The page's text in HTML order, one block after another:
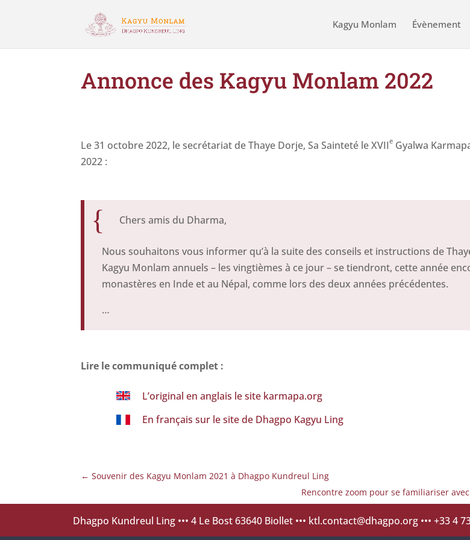
Kagyu Monlam Évènement
Annonce des Kagyu Monlam 2022
Le 31 octobre 2022, le secrétariat de Thaye Dorje, Sa Sainteté le XVIIe Gyalwa
2022 :
{ Chers amis du Dharma,
Nous souhaitons vous informer qu’à la suite des conseils et instructions de
Kagyu Monlam annuels – les vingtièmes à ce jour – se tiendront, cette année
monastères en Inde et au Népal, comme lors des deux années précédentes.
…
Lire le communiqué complet :
L’original en anglais le site karmapa.org
En français sur le site de Dhagpo Kagyu Ling
←Souvenir des Kagyu Monlam 2021 à Dhagpo Kundreul Ling
Rencontre zoom pour se familiariser
Dhagpo Kundreul Ling••• 4 Le Bost 63640 Biollet ••• ktl.contact@dhagpo.org••• +33 4